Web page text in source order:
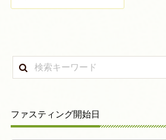
ファスティング開始日